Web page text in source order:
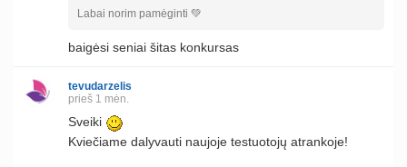
Labai norim pamėginti 💚
baigėsi seniai šitas konkursas
tevudarzelis
prieš 1 mėn.
Sveiki
Kviečiame dalyvauti naujoje testuotojų atrankoje!